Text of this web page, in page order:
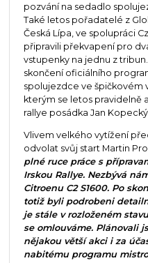
pozvání na sedadlo
Také letos pořadatelé z
Česká Lípa, ve spolupráci
připravili překvapení pro
vstupenky na jednu z
skončení oficiálního
spolujezdce ve špičkovém
kterým se letos pravidelně
rallye posádka Jan
Vlivem velkého vytížení
odvolat svůj start Martin
plné ruce práce s
Irskou Rallye. Nezbývá
Citroenu C2 S1600. Po
totiž byli podrobeni
je stále v rozloženém
se omlouváme. Plánovali
nějakou větší akci i za
nabitému programu